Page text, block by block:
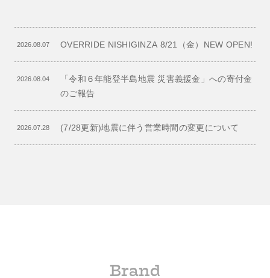
2026.08.07 OVERRIDE NISHIGINZA 8/21（金）NEW OPEN!
2026.08.04
「令和６年能登半島地震 災害義援金」への寄付金
のご報告
2026.07.28 (7/28更新)地震に伴う営業時間の変更について
Brand